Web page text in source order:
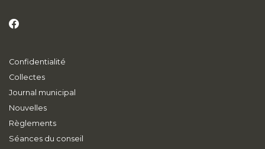
Confidentialité
Collectes
Journal municipal
Nouvelles
Règlements
Séances du conseil